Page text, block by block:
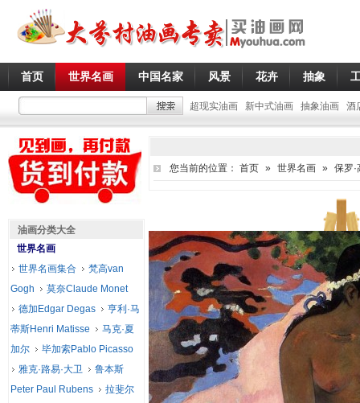
首页 世界名画 中国名家 风景 花卉 抽象
超现实油画 新中式油画 抽象油画 酒
您当前的位置： 首页 » 世界名画 » 保罗
油画分类大全
世界名画
世界名画集合
梵高van
Gogh
莫奈Claude Monet
德加Edgar Degas
亨利·马
蒂斯Henri Matisse
马克·夏
加尔
毕加索Pablo Picasso
雅克·路易·大卫
鲁本斯
Peter Paul Rubens
拉斐尔